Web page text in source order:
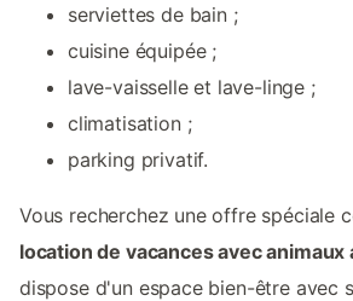
serviettes de bain ;
cuisine équipée ;
lave-vaisselle et lave-linge ;
climatisation ;
parking privatif.
Vous recherchez une offre spéciale
location de vacances avec animaux
dispose d'un espace bien-être avec